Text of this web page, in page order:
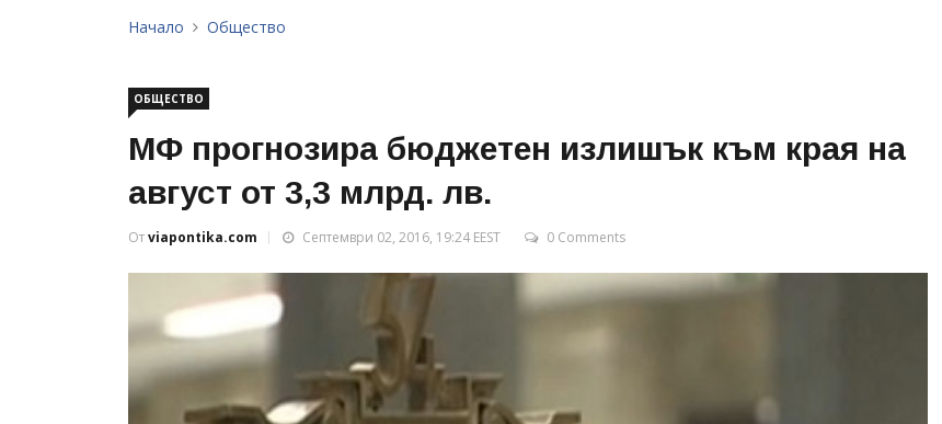
Начало Общество
ОБЩЕСТВО
МФ прогнозира бюджетен излишък към края на
август от 3,3 млрд. лв.
Отviapontika.com Септември 02, 2016, 19:24 EEST 0 Comments